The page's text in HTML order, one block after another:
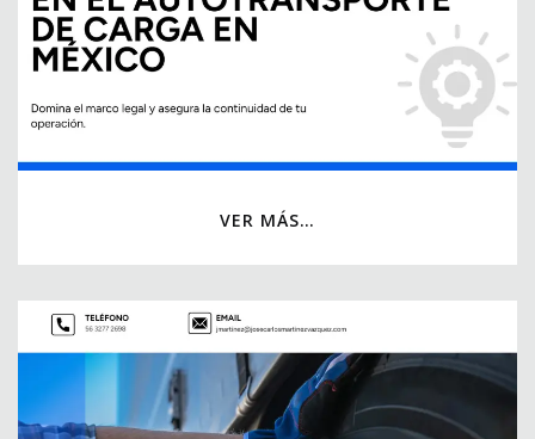
VER MÁS…